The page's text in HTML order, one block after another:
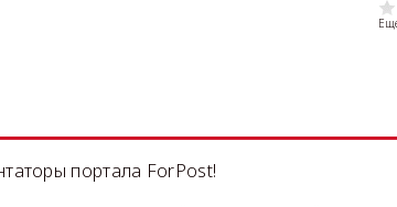
портала ForPost!